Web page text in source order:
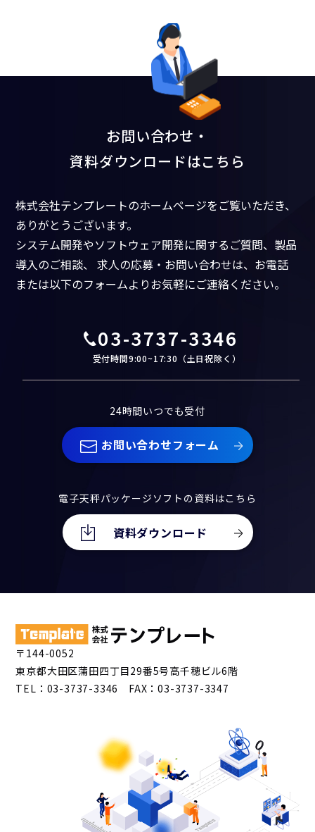
お問い合わせ・
資料ダウンロードはこちら
株式会社テンプレートのホームページをご覧いただき、
ありがとうございます。
システム開発やソフトウェア開発に関するご質問、製品
導入のご相談、 求人の応募・お問い合わせは、お電話
または以下のフォームよりお気軽にご連絡ください。
03-3737-3346
受付時間9:00~17:30（土日祝除く）
24時間いつでも受付
お問い合わせフォーム
電子天秤パッケージソフトの資料はこちら
資料ダウンロード
〒144-0052
東京都大田区蒲田四丁目29番5号高千穂ビル6階
TEL：03-3737-3346 FAX：03-3737-3347